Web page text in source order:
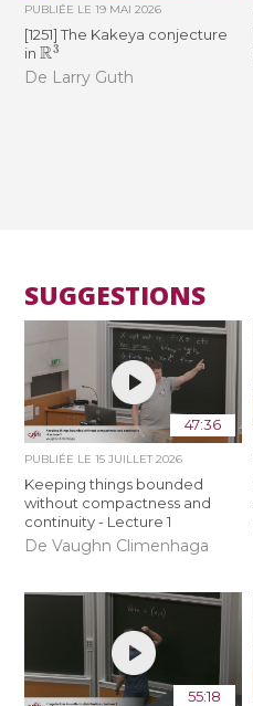
PUBLIÉE LE19 MAI 2026
[1251] The Kakeya conjecture
inR3
De Larry Guth
SUGGESTIONS
47:36
PUBLIÉE LE15 JUILLET 2026
Keeping things bounded
without compactness and
continuity - Lecture 1
De Vaughn Climenhaga
55:18